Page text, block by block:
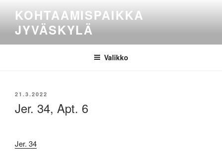
sisältöönKOHTAAMISPAIKKA
JYVÄSKYLÄ
Valikko
JULKAISTU
21.3.2022
Jer. 34, Apt. 6
Jer. 34